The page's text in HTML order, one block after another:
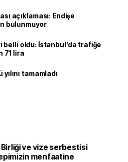
açıklaması: Endişe
bulunmuyor
belli oldu: İstanbul’da trafiğe
71 lira
tamamladı
ve vize serbestisi
menfaatine